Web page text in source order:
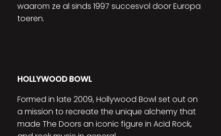
waarom ze al sinds 1997 succesvol door Europa
toeren.
HOLLYWOOD BOWL
Formed in late 2009, Hollywood Bowl set out on
a mission to recreate the unique alchemy that
made The Doors an iconic figure in Acid Rock,